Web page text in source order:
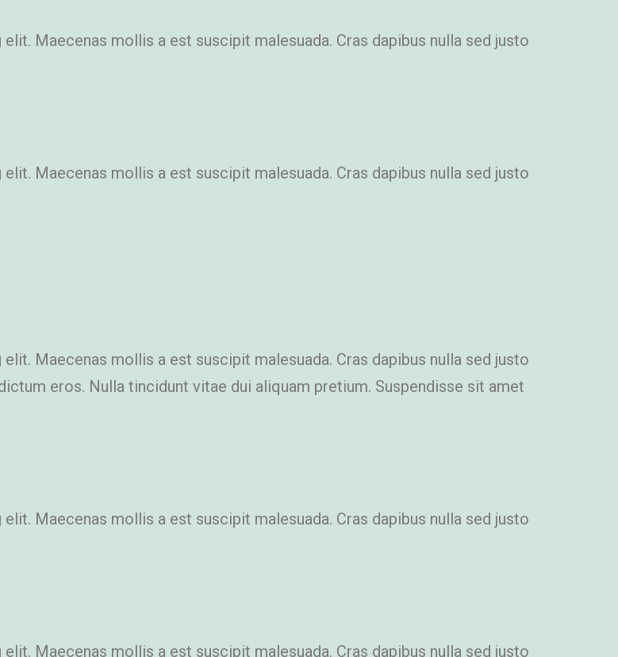
Maecenas mollis a est suscipit malesuada. Cras dapibus nulla sed justo
Maecenas mollis a est suscipit malesuada. Cras dapibus nulla sed justo
Maecenas mollis a est suscipit malesuada. Cras dapibus nulla sed justo
eros. Nulla tincidunt vitae dui aliquam pretium. Suspendisse sit amet
Maecenas mollis a est suscipit malesuada. Cras dapibus nulla sed justo
Maecenas mollis a est suscipit malesuada. Cras dapibus nulla sed justo